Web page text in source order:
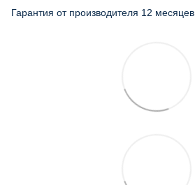
Гарантия от производителя 12 месяцев